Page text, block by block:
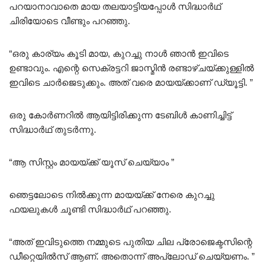
പറയാനാവാതെ മായ തലയാട്ടിയപ്പോൾ സിദ്ധാർഥ്
ചിരിയോടെ വീണ്ടും പറഞ്ഞു.
“ഒരു കാര്യം കൂടി മായ, കുറച്ചു നാൾ ഞാൻ ഇവിടെ
ഉണ്ടാവും. എന്റെ സെക്രട്ടറി ജാസ്മിൻ രണ്ടാഴ്ചയ്ക്കുള്ളിൽ
ഇവിടെ ചാർജെടുക്കും. അത് വരെ മായയ്ക്കാണ് ഡ്യൂട്ടി. ”
ഒരു കോർണറിൽ ആയിട്ടിരിക്കുന്ന ടേബിൾ കാണിച്ചിട്ട്
സിദ്ധാർഥ് തുടർന്നു.
“ആ സിസ്റ്റം മായയ്ക്ക് യൂസ് ചെയ്യാം ”
ഞെട്ടലോടെ നിൽക്കുന്ന മായയ്ക്ക് നേരെ കുറച്ചു
ഫയലുകൾ ചൂണ്ടി സിദ്ധാർഥ് പറഞ്ഞു.
“അത് ഇവിടുത്തെ നമ്മുടെ പുതിയ ചില പ്രോജെക്ടസിന്റെ
ഡീറ്റെയിൽസ് ആണ്. അതൊന്ന് അപ്‌ലോഡ് ചെയ്യണം. ”